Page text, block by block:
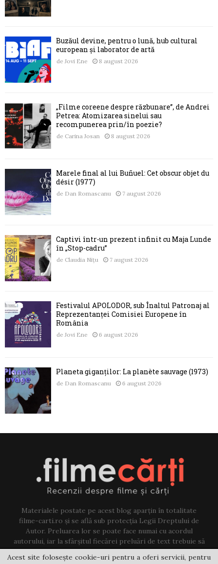
Buzăul devine, pentru o lună, hub cultural
european și laborator de artă
de Jovi Ene 8 august 2026
„Filme coreene despre răzbunare”, de Andrei
Petrea: Atomizarea sinelui sau
recompunerea prin/în poezie?
de Carina Josan 8 august 2026
Marele final al lui Buñuel: Cet obscur objet du
désir (1977)
de Dan Romascanu 7 august 2026
Captivi într-un prezent infinit cu Maja Lunde
în „Stop-cadru”
de Claudia Nițu 7 august 2026
Festivalul APOLODOR, sub Înaltul Patronaj al
Reprezentanței Comisiei Europene în
România
de Jovi Ene 6 august 2026
Planeta giganților: La planète sauvage (1973)
de Dan Romascanu 6 august 2026
Materialele postate pe acest blog aparțin în totalitate
filme-carti.ro și se află sub protecția Legii Dreptului de
Autor. Preluarea lor se poate face numai cu acordul
autorului, iar la sfârșitul fiecărei preluări de text trebuie să
existe un link către acest blog.
Acest site folosește cookie-uri pentru a oferi servicii, pentru